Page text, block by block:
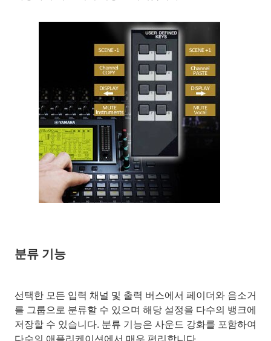
분류 기능
선택한 모든 입력 채널 및 출력 버스에서 페이더와 음소거
를 그룹으로 분류할 수 있으며 해당 설정을 다수의 뱅크에
저장할 수 있습니다. 분류 기능은 사운드 강화를 포함하여
다수의 애플리케이션에서 매우 편리합니다.